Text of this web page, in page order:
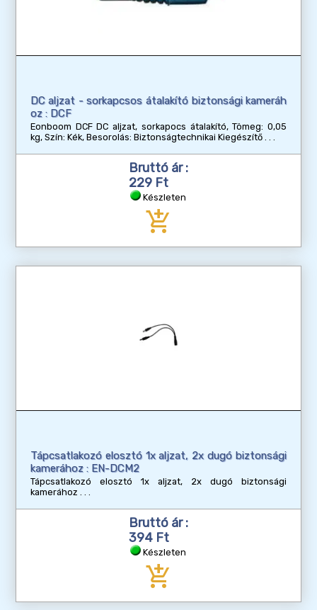
DC aljzat - sorkapcsos átalakító biztonsági kameráh
oz : DCF
Eonboom DCF DC aljzat, sorkapocs átalakító, Tömeg: 0,05
kg, Szín: Kék, Besorolás: Biztonságtechnikai Kiegészítő
Bruttó ár :
229 Ft
Készleten
add_shopping_cart
Tápcsatlakozó elosztó 1x aljzat, 2x dugó biztonsági
kamerához : EN-DCM2
Tápcsatlakozó elosztó 1x aljzat, 2x dugó biztonsági
kamerához
Bruttó ár :
394 Ft
Készleten
add_shopping_cart